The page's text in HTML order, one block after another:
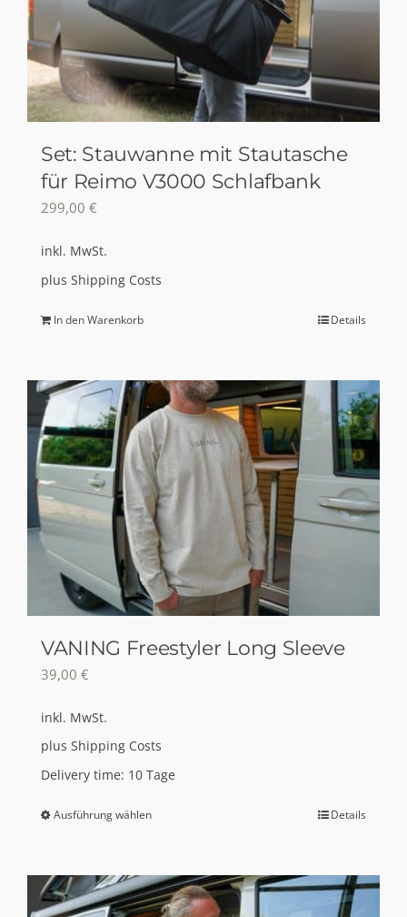
Set: Stauwanne mit Stautasche
für Reimo V3000 Schlafbank
299,00 €
inkl. MwSt.
plus Shipping Costs
In den Warenkorb Details
VANING Freestyler Long Sleeve
39,00 €
inkl. MwSt.
plus Shipping Costs
Delivery time: 10 Tage
Ausführung wählenDieses
mehrere
Details